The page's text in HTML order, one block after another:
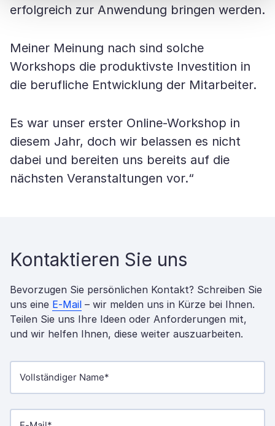
erfolgreich zur Anwendung bringen werden.
Meiner Meinung nach sind solche
Workshops die produktivste Investition in
die berufliche Entwicklung der Mitarbeiter.
Es war unser erster Online-Workshop in
diesem Jahr, doch wir belassen es nicht
dabei und bereiten uns bereits auf die
nächsten Veranstaltungen vor.“
Kontaktieren Sie uns
Bevorzugen Sie persönlichen Kontakt? Schreiben Sie
uns eine E-Mail – wir melden uns in Kürze bei Ihnen.
Teilen Sie uns Ihre Ideen oder Anforderungen mit,
und wir helfen Ihnen, diese weiter auszuarbeiten.